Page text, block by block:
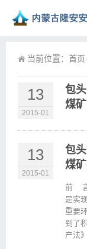
当前位置： 首页
13
2015-01
包
煤
13
2015-01
包
煤
前 言
是实
重要
到了
产法